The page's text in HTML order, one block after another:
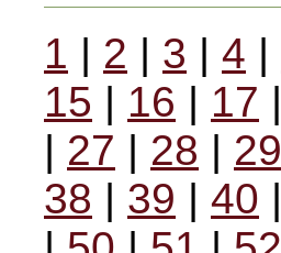
1 | 2 | 3 | 4 |
15 | 16 | 17 |
| 27 | 28 | 29
38 | 39 | 40 |